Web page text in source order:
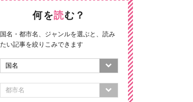
何を読む？
国名・都市名、ジャンルを選ぶと、読み
たい記事を絞りこみできます